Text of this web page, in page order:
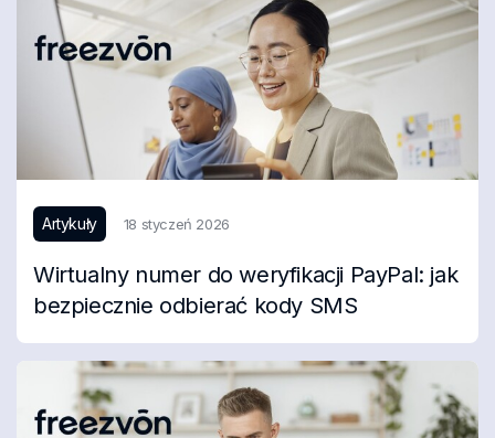
Artykuły 18 styczeń 2026
Wirtualny numer do weryfikacji PayPal: jak
bezpiecznie odbierać kody SMS